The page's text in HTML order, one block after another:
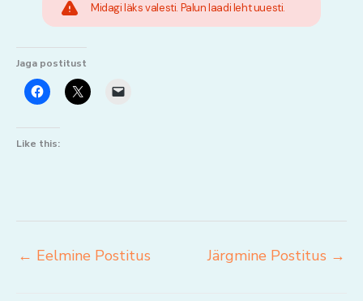
Midagi läks valesti. Palun laadi leht uuesti.
Jaga postitust
Like this:
← Eelmine Postitus Järgmine Postitus →